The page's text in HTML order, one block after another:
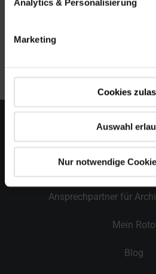
Analytics & Personalisierung
Marketing
Cookies
Auswahl
Nur notwendige
Kontakt
Ansprechpartner
Ansprechpartner für
Mein Roto
Blog